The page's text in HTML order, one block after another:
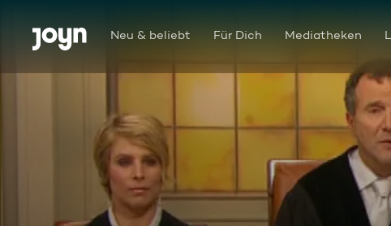
Zum Inhalt springen
Barrierefrei Neu & beliebt Für Dich Mediatheken